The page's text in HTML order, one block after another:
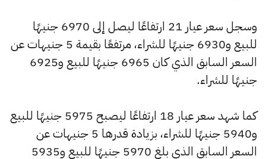
وسجل سعر عيار 21 ارتفاعًا ليصل إلى 6970 جنيهًا
للبيع و6930 جنيهًا للشراء، مرتفعًا بقيمة 5 جنيهات عن
السعر السابق الذي كان 6965 جنيهًا للبيع و6925
جنيهًا للشراء.
كما شهد سعر عيار 18 ارتفاعًا ليصبح 5975 جنيهًا للبيع
و5940 جنيهًا للشراء، بزيادة قدرها 5 جنيهات عن
السعر السابق الذي بلغ 5970 جنيهًا للبيع و5935